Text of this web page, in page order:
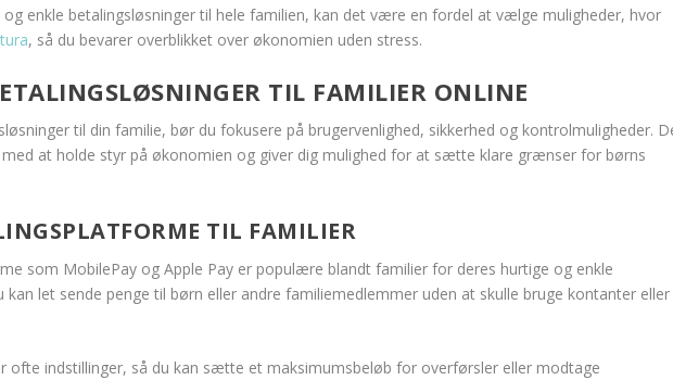
og enkle betalingsløsninger til hele familien, kan det være en fordel at vælge muligheder, hvor
, så du bevarer overblikket over økonomien uden stress.
TIL FAMILIER ONLINE
til din familie, bør du fokusere på brugervenlighed, sikkerhed og kontrolmuligheder.
at holde styr på økonomien og giver dig mulighed for at sætte klare grænser for børns
TIL FAMILIER
som MobilePay og Apple Pay er populære blandt familier for deres hurtige og enkle
kan let sende penge til børn eller andre familiemedlemmer uden at skulle bruge kontanter eller
ofte indstillinger, så du kan sætte et maksimumsbeløb for overførsler eller modtage